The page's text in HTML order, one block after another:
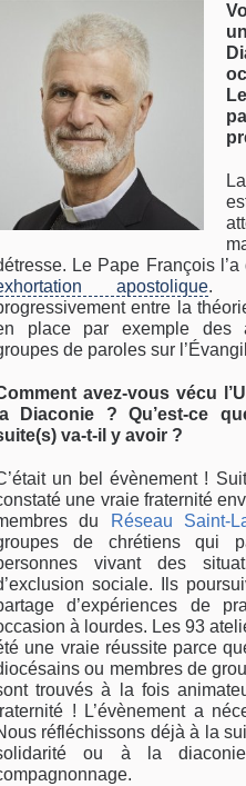
Le Pape François
apostolique.
entre la
place par exemple des
de paroles sur
avez-vous vécu
Diaconie ? Qu’est-ce
va-t-il y avoir ?
un bel évènement !
une vraie fraternité
du Réseau Saint-
de chrétiens qui
vivant des
sociale. Ils
d’expériences de
à lourdes. Les 93
une vraie réussite parce
ou membres de
trouvés à la fois
! L’évènement a
réfléchissons déjà à la
ou à la